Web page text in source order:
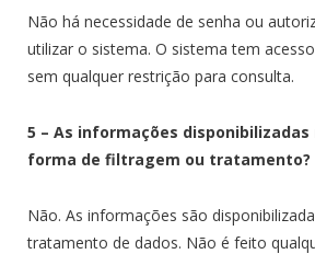
Não há necessidade de senha ou
utilizar o sistema. O sistema tem
sem qualquer restrição para consulta.
5 – As informações
forma de filtragem ou tratamento?
Não. As informações são
tratamento de dados. Não é feito